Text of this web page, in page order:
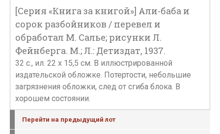
[Серия «Книга за книгой»] Али-баба и
сорок разбойников / перевел и
обработал М. Салье; рисунки Л.
Фейнберга. М.; Л.: Детиздат, 1937.
32 с., ил. 22 х 15,5 см. В иллюстрированной
издательской обложке. Потертости, небольшие
загрязнения обложки, след от сгиба блока. В
хорошем состоянии.
Перейти на предыдущий лот